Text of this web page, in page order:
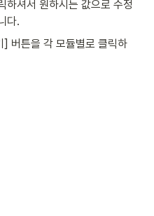
하셔서 원하시는 값으로 수정
다.
버튼을 각 모듈별로 클릭하